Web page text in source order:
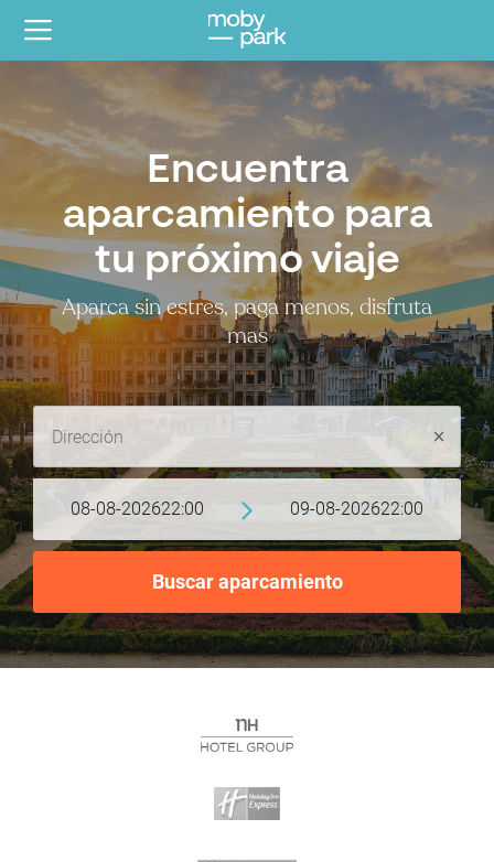
Encuentra
aparcamiento para
tu próximo viaje
Aparca sin estres, paga menos, disfruta
mas
08-08-202622:00 09-08-202622:00
Buscar aparcamiento